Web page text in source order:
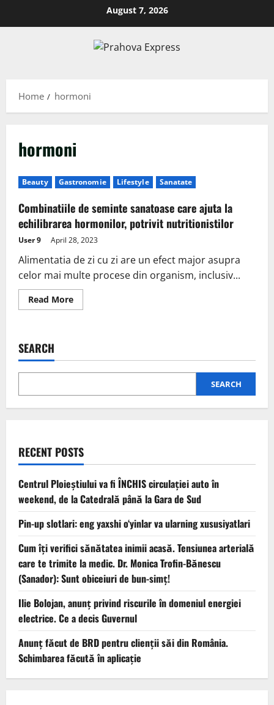
August 7, 2026
Home hormoni
hormoni
Beauty Gastronomie Lifestyle Sanatate
Combinatiile de seminte sanatoase care ajuta la
echilibrarea hormonilor, potrivit nutritionistilor
User 9 April 28, 2023
Alimentatia de zi cu zi are un efect major asupra
celor mai multe procese din organism, inclusiv...
Read More
SEARCH
SEARCH
RECENT POSTS
Centrul Ploieștiului va fi ÎNCHIS circulației auto în
weekend, de la Catedrală până la Gara de Sud
Pin-up slotlari: eng yaxshi o‘yinlar va ularning xususiyatlari
Cum îți verifici sănătatea inimii acasă. Tensiunea arterială
care te trimite la medic. Dr. Monica Trofin-Bănescu
(Sanador): Sunt obiceiuri de bun-simț!
Ilie Bolojan, anunț privind riscurile în domeniul energiei
electrice. Ce a decis Guvernul
Anunț făcut de BRD pentru clienții săi din România.
Schimbarea făcută în aplicație